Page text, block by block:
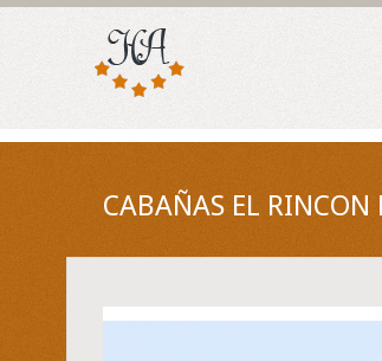
CABAÑAS EL RINCON